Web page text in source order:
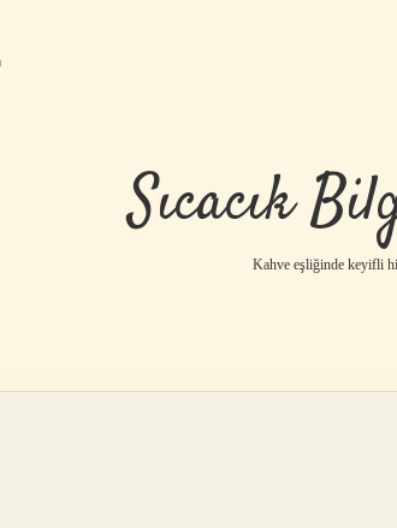
Sıcacık
Kahve eşliğinde keyifli